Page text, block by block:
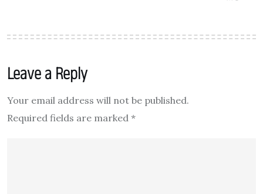
Leave a Reply
Your email address will not be published.
Required fields are marked *